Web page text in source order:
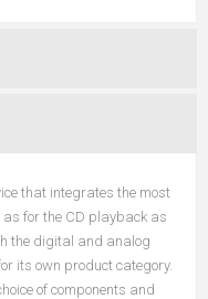
that integrates the most
for the CD playback as
the digital and analog
its own product category.
of components and